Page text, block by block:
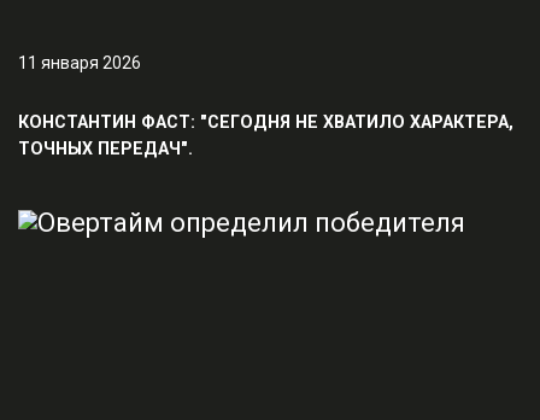
11 января 2026
КОНСТАНТИН ФАСТ: "СЕГОДНЯ НЕ ХВАТИЛО ХАРАКТЕРА,
ТОЧНЫХ ПЕРЕДАЧ".